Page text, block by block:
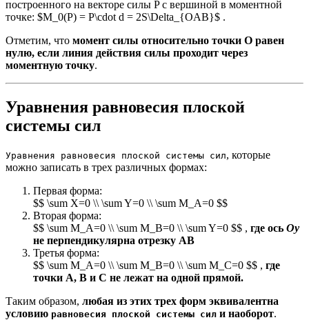
построенного на векторе силы P с вершиной в моментной
точке: $M_0(P) = P\cdot d = 2S\Delta_{OAB}$ .
Отметим, что момент силы относительно точки О равен
нулю, если линия действия силы проходит через
моментную точку.
Уравнения равновесия плоской
системы сил
Уравнения равновесия плоской системы сил, которые
можно записать в трех различных формах:
Первая форма:
$$ \sum X=0 \\ \sum Y=0 \\ \sum M_A=0 $$
Вторая форма:
$$ \sum M_A=0 \\ \sum M_B=0 \\ \sum Y=0 $$ , где ось Oy
не перпендикулярна отрезку АВ
Третья форма:
$$ \sum M_A=0 \\ \sum M_B=0 \\ \sum M_C=0 $$ , где
точки А, В и С не лежат на одной прямой.
Таким образом, любая из этих трех форм эквивалентна
условию равновесия плоской системы сил и наоборот.